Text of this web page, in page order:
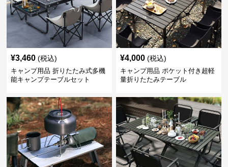
¥3,460 (税込)
キャンプ用品 折りたたみ式多機
能キャンプテーブルセット
¥4,000 (税込)
キャンプ用品 ポケット付き超軽
量折りたたみテーブル